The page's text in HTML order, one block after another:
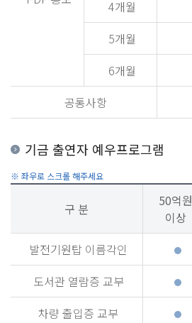
4개월
5개월
6개월
공통사항
기금 출연자 예우프로그램
구 분
50억원
이상
발전기원탑 이름각인
도서관 열람증 교부
차량 출입증 교부